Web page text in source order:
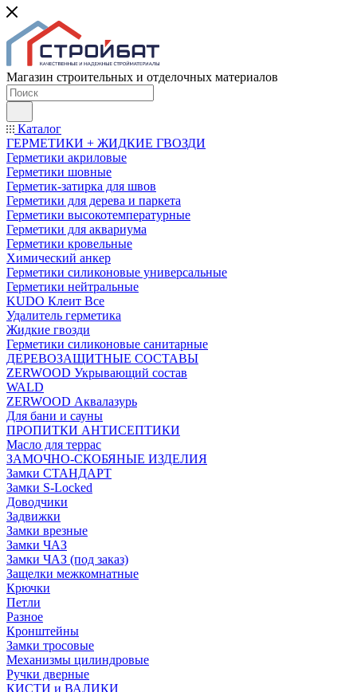
Магазин строительных и отделочных материалов
Каталог
ГЕРМЕТИКИ + ЖИДКИЕ ГВОЗДИ
Герметики акриловые
Герметики шовные
Герметик-затирка для швов
Герметики для дерева и паркета
Герметики высокотемпературные
Герметики для аквариума
Герметики кровельные
Химический анкер
Герметики силиконовые универсальные
Герметики нейтральные
KUDO Клеит Все
Удалитель герметика
Жидкие гвозди
Герметики силиконовые санитарные
ДЕРЕВОЗАЩИТНЫЕ СОСТАВЫ
ZERWOOD Укрывающий состав
WALD
ZERWOOD Аквалазурь
Для бани и сауны
ПРОПИТКИ АНТИСЕПТИКИ
Масло для террас
ЗАМОЧНО-СКОБЯНЫЕ ИЗДЕЛИЯ
Замки СТАНДАРТ
Замки S-Locked
Доводчики
Задвижки
Замки врезные
Замки ЧАЗ
Замки ЧАЗ (под заказ)
Защелки межкомнатные
Крючки
Петли
Разное
Кронштейны
Замки тросовые
Механизмы цилиндровые
Ручки дверные
КИСТИ и ВАЛИКИ